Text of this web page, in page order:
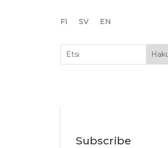
FI SV EN
Subscribe